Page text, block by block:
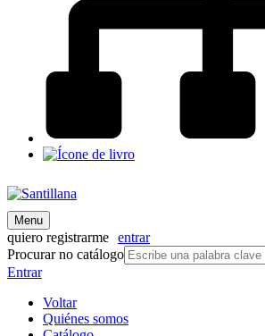
Menu
quiero registrarme entrar
Procurar no catálogo
Entrar
Voltar
Quiénes somos